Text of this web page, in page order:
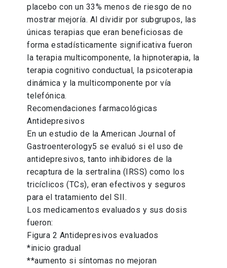
placebo con un 33% menos de riesgo de no
mostrar mejoría. Al dividir por subgrupos, las
únicas terapias que eran beneficiosas de
forma estadísticamente significativa fueron
la terapia multicomponente, la hipnoterapia, la
terapia cognitivo conductual, la psicoterapia
dinámica y la multicomponente por vía
telefónica.
Recomendaciones farmacológicas
Antidepresivos
En un estudio de la American Journal of
Gastroenterology5 se evaluó si el uso de
antidepresivos, tanto inhibidores de la
recaptura de la sertralina (IRSS) como los
tricíclicos (TCs), eran efectivos y seguros
para el tratamiento del SII.
Los medicamentos evaluados y sus dosis
fueron:
Figura 2 Antidepresivos evaluados
*inicio gradual
**aumento si síntomas no mejoran